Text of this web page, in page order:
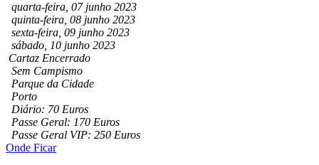
quarta-feira, 07 junho 2023
quinta-feira, 08 junho 2023
sexta-feira, 09 junho 2023
sábado, 10 junho 2023
Cartaz Encerrado
Sem Campismo
Parque da Cidade
Porto
Diário: 70 Euros
Passe Geral: 170 Euros
Passe Geral VIP: 250 Euros
Onde Ficar